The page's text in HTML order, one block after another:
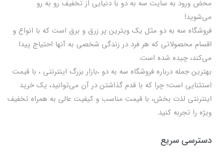
محض ورود به سایت سه به دو با دنیایی از تخفيف رو به رو
می‌شوید!
فروشگاه سه به دو مثل یک ویترین پر زرق و برق است که با انواع و
اقسام محصولاتی که هر فرد در زندگی شخصی به آنها احتیاج پیدا
می‌کند، چیده شده است.
بهترين جمله درباره فروشگاه سه به دو ،بازار بزرگ اینترنتی ، با قيمت
استثنايي است؛ چرا که با قدم گذاشتن در آن می‌توانید، یک خرید
اینترنتی لذت بخش، با قیمت مناسب و کیفیت عالی به همراه تخفیف
ویژه را تجربه کنید.
دسترسی سریع